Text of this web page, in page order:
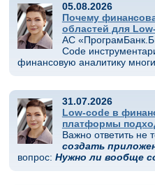
05.08.2026
Почему
областей для
АС
Code
финансовую аналитику
31.07.2026
Low-code в
платформы
Важно ответить не
создать
вопрос: Нужно ли вообще